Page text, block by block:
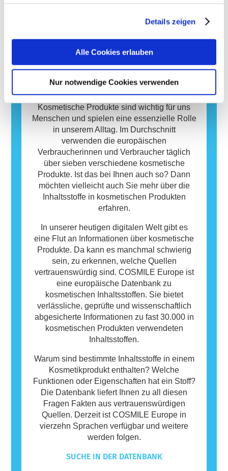
Details zeigen
Alle Cookies erlauben
Nur notwendige Cookies verwenden
Produkte durch qualifizierte wissenschaftliche
gesetzlich verpflichtet sind, decken alle
potenziellen Risiken ab, einschließlich
möglicher Störungen des Hormonsystems.
hergestellt, können eine allergische Reaktion
hervorrufen. Eine allergische Reaktion tritt
auf, wenn das Immunsystem einer Person auf
Stoffe reagiert, die für die meisten Menschen
harmlos sind. Ein Stoff, der eine allergische
bezeichnet. Kosmetika und
Körperpflegeprodukte können Inhaltsstoffe
enthalten, die bei manchen Menschen eine
Allergie auslösen können. Das bedeutet
jedoch nicht, dass das Produkt für andere
Personen nicht sicher ist.
Datenbank
Kosmetische Produkte sind wichtig für uns
Menschen und spielen eine essenzielle Rolle
in unserem Alltag. Im Durchschnitt
verwenden die europäischen
Verbraucherinnen und Verbraucher täglich
über sieben verschiedene kosmetische
Produkte. Ist das bei Ihnen auch so? Dann
möchten vielleicht auch Sie mehr über die
Inhaltsstoffe in kosmetischen Produkten
erfahren.
In unserer heutigen digitalen Welt gibt es
eine Flut an Informationen über kosmetische
Produkte. Da kann es manchmal schwierig
sein, zu erkennen, welche Quellen
vertrauenswürdig sind. COSMILE Europe ist
eine europäische Datenbank zu
kosmetischen Inhaltsstoffen. Sie bietet
verlässliche, geprüfte und wissenschaftlich
abgesicherte Informationen zu fast 30.000 in
kosmetischen Produkten verwendeten
Inhaltsstoffen.
Warum sind bestimmte Inhaltsstoffe in einem
Kosmetikprodukt enthalten? Welche
Funktionen oder Eigenschaften hat ein Stoff?
Die Datenbank liefert Ihnen zu all diesen
Fragen Fakten aus vertrauenswürdigen
Quellen. Derzeit ist COSMILE Europe in
vierzehn Sprachen verfügbar und weitere
werden folgen.
SUCHE IN DER DATENBANK